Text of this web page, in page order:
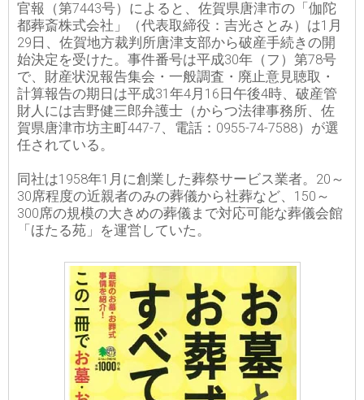
官報（第7443号）によると、佐賀県唐津市の「伽陀
都葬斎株式会社」（代表取締役：吉光さとみ）は1月
29日、佐賀地方裁判所唐津支部から破産手続きの開
始決定を受けた。事件番号は平成30年（フ）第78号
で、財産状況報告集会・一般調査・廃止意見聴取・
計算報告の期日は平成31年4月16日午後4時、破産管
財人には吉野健三郎弁護士（からつ法律事務所、佐
賀県唐津市坊主町447-7、電話：0955-74-7588）が選
任されている。
同社は1958年1月に創業した葬祭サービス業者。20～
30席程度の近親者のみの葬儀から社葬など、150～
300席の規模の大きめの葬儀まで対応可能な葬儀会館
「ほたる苑」を運営していた。